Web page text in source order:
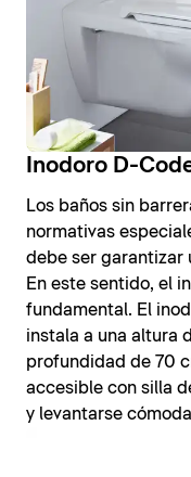
Inodoro D-
Los baños sin
normativas
debe ser garantizar
En este sentido, el
fundamental. El
instala a una altura
profundidad de 70
accesible con silla
y levantarse